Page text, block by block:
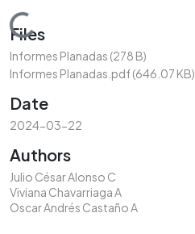
Loading...
Files
Informes Planadas (278 B)
Informes Planadas.pdf(646.07 KB)
Date
2024-03-22
Authors
Julio César Alonso C
Viviana Chavarriaga A
Oscar Andrés Castaño A